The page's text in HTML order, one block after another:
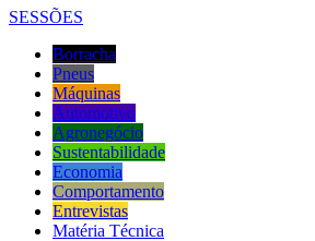
SESSÕES
Borracha
Pneus
Máquinas
Automotivo
Agronegócio
Sustentabilidade
Economia
Comportamento
Entrevistas
Matéria Técnica